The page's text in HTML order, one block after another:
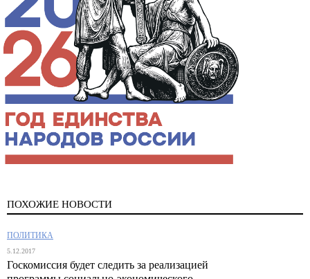
ПОХОЖИЕ НОВОСТИ
ПОЛИТИКА
5.12.2017
Госкомиссия будет следить за реализацией